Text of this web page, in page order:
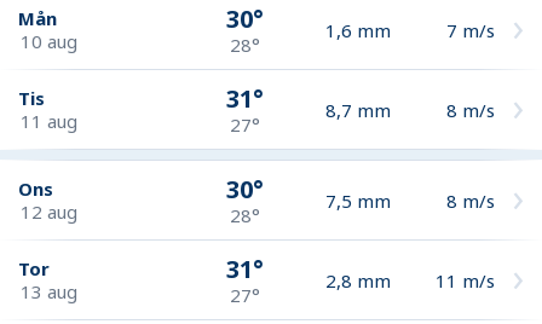
Mån
10 aug
30°
28°
1,6 mm 7 m/s
Tis
11 aug
31°
27°
8,7 mm 8 m/s
Ons
12 aug
30°
28°
7,5 mm 8 m/s
Tor
13 aug
31°
27°
2,8 mm 11 m/s